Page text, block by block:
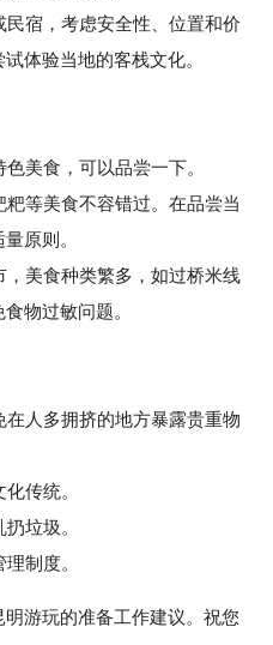
宿，考虑安全性、位置和价
体验当地的客栈文化。
美食，可以品尝一下。
等美食不容错过。在品尝当
原则。
，美食种类繁多，如过桥米线
物过敏问题。
人多拥挤的地方暴露贵重物
传统。
垃圾。
制度。
游玩的准备工作建议。祝您